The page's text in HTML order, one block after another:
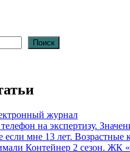
Поиск
журнал
на экспертизу.
если мне 13 лет.
Контейнер 2 сезон. ЖК